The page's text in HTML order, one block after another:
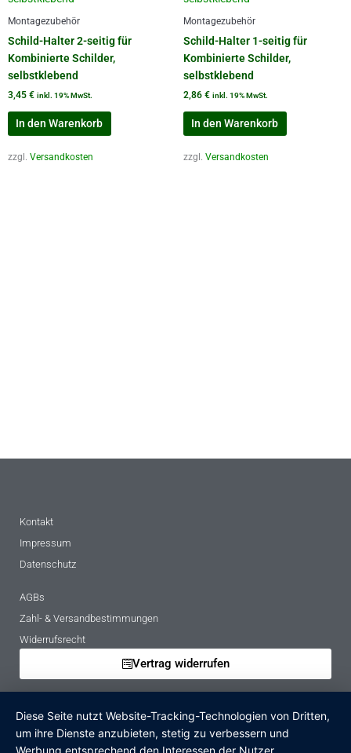
Montagezubehör
Schild-Halter 2-seitig für
Kombinierte Schilder,
selbstklebend
3,45 € inkl. 19% MwSt.
In den Warenkorb
zzgl. Versandkosten
Montagezubehör
Schild-Halter 1-seitig für
Kombinierte Schilder,
selbstklebend
2,86 € inkl. 19% MwSt.
In den Warenkorb
zzgl. Versandkosten
Kontakt
Impressum
Datenschutz
AGBs
Zahl- & Versandbestimmungen
Widerrufsrecht
Vertrag widerrufen
Hinweise zur Batterieentsorgung
Altgeräteverordnung
Diese Seite nutzt Website-Tracking-Technologien von Dritten,
um ihre Dienste anzubieten, stetig zu verbessern und
Werbung entsprechend den Interessen der Nutzer